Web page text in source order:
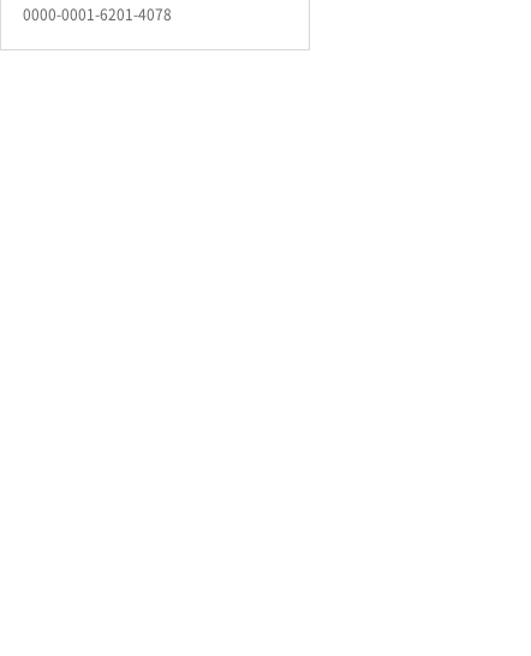
0000-0001-6201-4078